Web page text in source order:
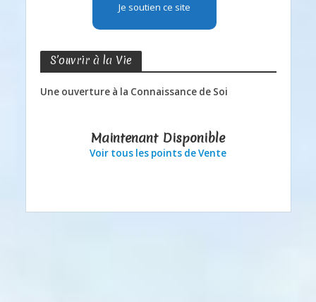
Je soutien ce site
S’ouvrir à la Vie
Une ouverture à la Connaissance de Soi
Maintenant Disponible
Voir tous les points de Vente